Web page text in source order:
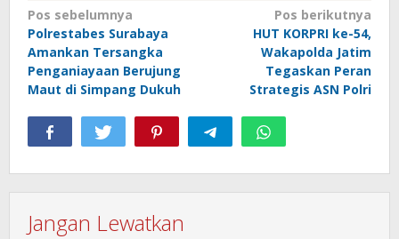
Navigasi
pos
Pos sebelumnya
Polrestabes Surabaya
Amankan Tersangka
Penganiayaan Berujung
Maut di Simpang Dukuh
Pos berikutnya
HUT KORPRI ke-54,
Wakapolda Jatim
Tegaskan Peran
Strategis ASN Polri
Jangan Lewatkan